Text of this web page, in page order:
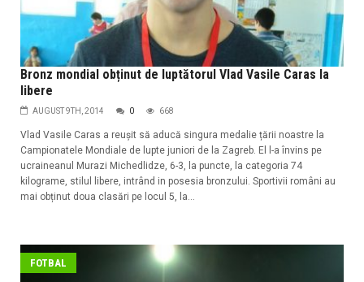
Bronz mondial obținut de luptătorul Vlad Vasile Caras la
libere
AUGUST 9TH, 2014 0 668
Vlad Vasile Caras a reușit să aducă singura medalie țării noastre la
Campionatele Mondiale de lupte juniori de la Zagreb. El l-a învins pe
ucraineanul Murazi Michedlidze, 6-3, la puncte, la categoria 74
kilograme, stilul libere, intrând in posesia bronzului. Sportivii români au
mai obținut doua clasări pe locul 5, la...
FOTBAL